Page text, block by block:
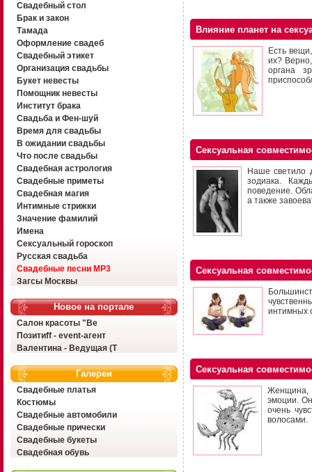
Свадебный стол
Брак и закон
Тамада
Оформление свадеб
Свадебный этикет
Организация свадьбы
Букет невесты
Помощник невесты
Институт брака
Свадьба и Фен-шуй
Время для свадьбы
В ожидании свадьбы
Что после свадьбы
Свадебная астрология
Свадебные приметы
Свадебная магия
Интимные стрижки
Значение фамилий
Имена
Сексуальный гороскоп
Русская свадьба
Свадебные песни MP3
Загсы Москвы
Новое на портале
Салон красоты "Ве
Позитиff - event-агент
Валентина - Ведущая (Т
Галереи
Свадебные платья
Костюмы
Свадебные автомобили
Свадебные прически
Свадебные букеты
Свадебная обувь
Влияние планет на
Есть
их?
органа
Сексуальная
Наше светило
зодиака.
поведение.
а также
Сексуальная
интимных
Сексуальная
Женщина,
эмоции.
очень
волосами.